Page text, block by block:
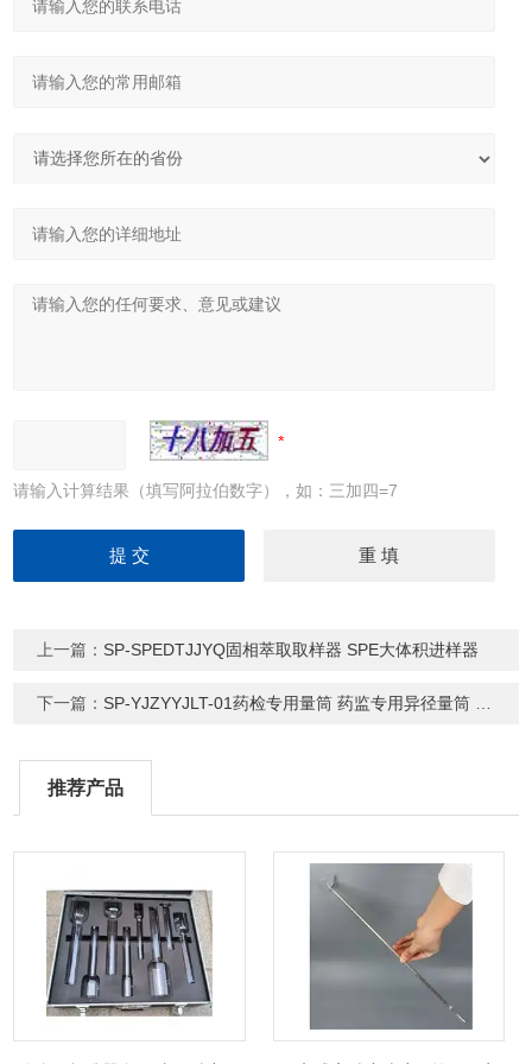
请输入计算结果（填写阿拉伯数字），如：三加四=7
上一篇： SP-SPEDTJJYQ固相萃取取样器 SPE大体积进样器
下一篇： SP-YJZYYJLT-01药检专用量筒 药监专用异径量筒 （包过检）
推荐产品